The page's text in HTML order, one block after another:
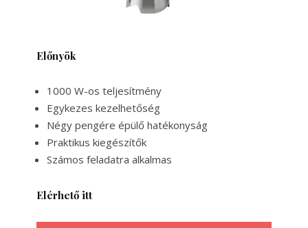
Előnyök
1000 W-os teljesítmény
Egykezes kezelhetőség
Négy pengére épülő hatékonyság
Praktikus kiegészítők
Számos feladatra alkalmas
Elérhető itt